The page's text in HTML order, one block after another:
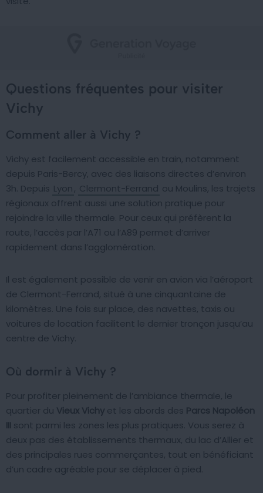
Questions fréquentes pour visiter
Vichy
Comment aller à Vichy ?
Vichy est facilement accessible en train, notamment
depuis Paris-Bercy, avec des liaisons directes d’environ
3h. Depuis Lyon, Clermont-Ferrand ou Moulins, les trajets
régionaux offrent aussi une solution pratique pour
rejoindre la ville thermale. Pour ceux qui préfèrent la
route, l’accès par l’A71 ou l’A89 permet d’arriver
rapidement dans l’agglomération.
Il est également possible de venir en avion via l’aéroport
de Clermont-Ferrand, situé à une cinquantaine de
kilomètres. Une fois sur place, des navettes, taxis ou
voitures de location facilitent le dernier tronçon jusqu’au
centre de Vichy.
Où dormir à Vichy ?
Pour profiter pleinement de l’ambiance thermale, le
quartier du Vieux Vichy et les abords des Parcs Napoléon
III sont parmi les zones les plus pratiques. Vous serez à
deux pas des établissements thermaux, du lac d’Allier et
des principales rues commerçantes, tout en bénéficiant
d’un cadre agréable pour se déplacer à pied.